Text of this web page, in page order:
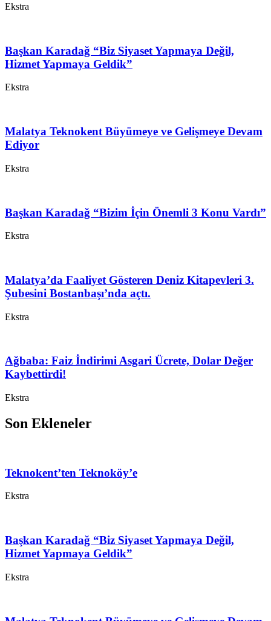
Ekstra
Başkan Karadağ “Biz Siyaset Yapmaya Değil,
Hizmet Yapmaya Geldik”
Ekstra
Malatya Teknokent Büyümeye ve Gelişmeye Devam
Ediyor
Ekstra
Başkan Karadağ “Bizim İçin Önemli 3 Konu Vardı”
Ekstra
Malatya’da Faaliyet Gösteren Deniz Kitapevleri 3.
Şubesini Bostanbaşı’nda açtı.
Ekstra
Ağbaba: Faiz İndirimi Asgari Ücrete, Dolar Değer
Kaybettirdi!
Ekstra
Son Ekleneler
Teknokent’ten Teknoköy’e
Ekstra
Başkan Karadağ “Biz Siyaset Yapmaya Değil,
Hizmet Yapmaya Geldik”
Ekstra